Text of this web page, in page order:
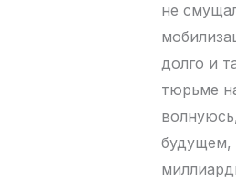
не
долго и
тюрьме
будущем,